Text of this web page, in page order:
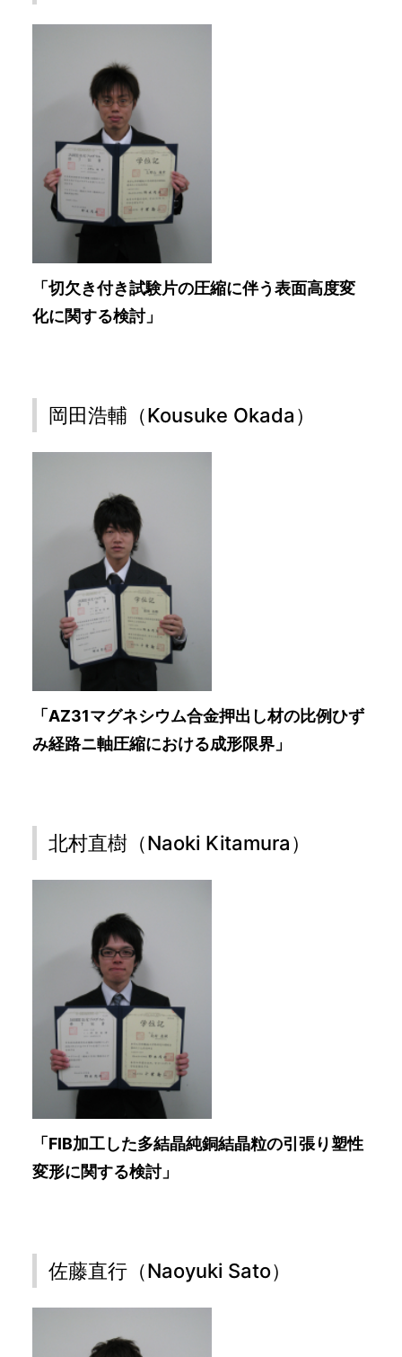
「切欠き付き試験片の圧縮に伴う表面高度変
化に関する検討」
岡田浩輔（Kousuke Okada）
「AZ31マグネシウム合金押出し材の比例ひず
み経路ニ軸圧縮における成形限界」
北村直樹（Naoki Kitamura）
「FIB加工した多結晶純銅結晶粒の引張り塑性
変形に関する検討」
佐藤直行（Naoyuki Sato）